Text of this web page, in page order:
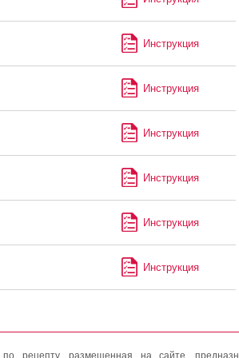
Инструкция
Инструкция
Инструкция
Инструкция
Инструкция
Инструкция
рецепту, размещенная на сайте,